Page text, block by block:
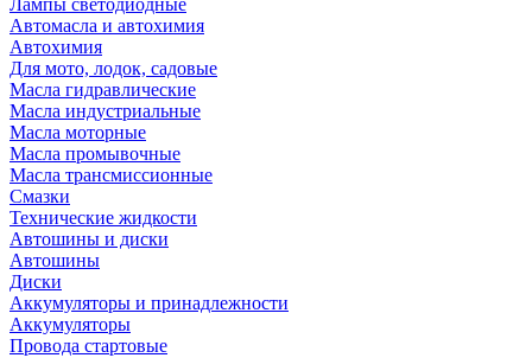
Лампы светодиодные
Автомасла и автохимия
Автохимия
Для мото, лодок, садовые
Масла гидравлические
Масла индустриальные
Масла моторные
Масла промывочные
Масла трансмиссионные
Смазки
Технические жидкости
Автошины и диски
Автошины
Диски
Аккумуляторы и принадлежности
Аккумуляторы
Провода стартовые